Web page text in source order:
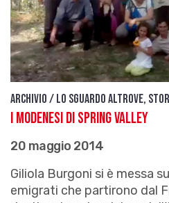
Archivio / Lo sguardo altrove,
I modenesi di Spring Valley
20 maggio 2014
Giliola Burgoni si è messa
emigrati che partirono dal